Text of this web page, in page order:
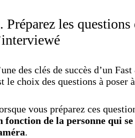
Préparez les
des clés de succès d’un
le choix des questions à poser
vous préparez ces
fonction de la personne qui
.